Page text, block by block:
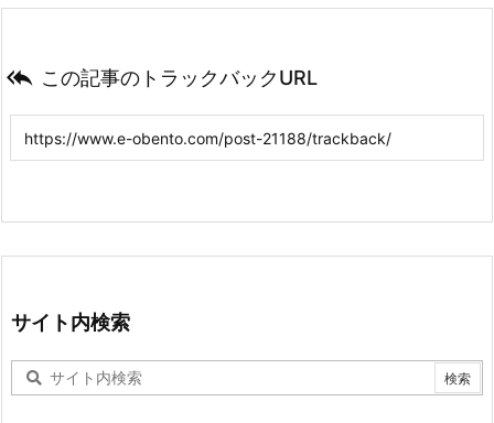
 この記事のトラックバックURL
サイト内検索